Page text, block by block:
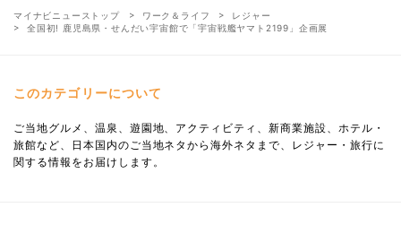
マイナビニューストップ ワーク＆ライフ
レジャー
全国初! 鹿児島県・せんだい宇宙館で「宇宙戦艦ヤマト2199」企画展
このカテゴリーについて
ご当地グルメ、温泉、遊園地、アクティビティ、新商業施設、ホテル・
旅館など、日本国内のご当地ネタから海外ネタまで、レジャー・旅行に
関する情報をお届けします。